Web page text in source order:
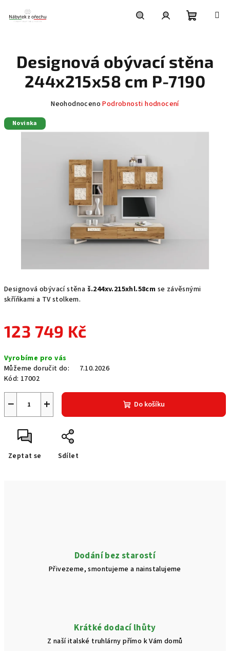
obsah
košík
Designová obývací stěna š.244xv.215xhl.58cm se závěsnými
skříňkami a TV stolkem.
123 749 Kč
cena:
Vyrobíme pro vás
Můžeme doručit do:
7.10.2026
Kód: 17002
+
− Do košíku
Zeptat se Sdílet
Designová obývací stěna
244x215x58 cm P-7190
Průměrné
je
hvězdiček.
Neohodnoceno Podrobnosti hodnocení
Novinka
Dodání bez starostí
Přivezeme, smontujeme a nainstalujeme
Krátké dodací lhůty
Z naší italské truhlárny přímo k Vám domů